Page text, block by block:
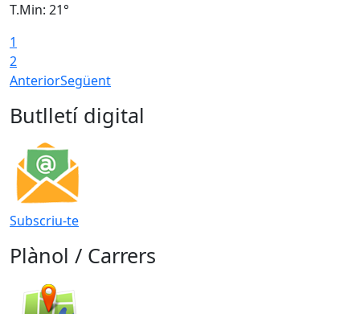
T.Min: 21°
1
2
AnteriorSegüent
Butlletí digital
Subscriu-te
Plànol / Carrers